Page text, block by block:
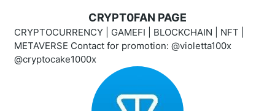
CRYPT0FAN PAGE
CRYPTOCURRENCY | GAMEFI | BLOCKCHAIN | NFT |
METAVERSE Contact for promotion: @violetta100x
@cryptocake1000x